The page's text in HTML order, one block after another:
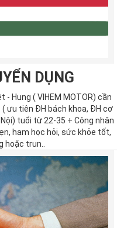
DỤNG
Hung ( VIHEM MOTOR) cần
ưu tiên ĐH bách khoa, ĐH cơ
tuổi từ 22-35 + Công nhân
ham học hỏi, sức khỏe tốt,
hoặc trun..